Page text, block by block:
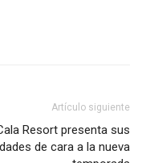
Artículo siguiente
Resort presenta sus
de cara a la nueva